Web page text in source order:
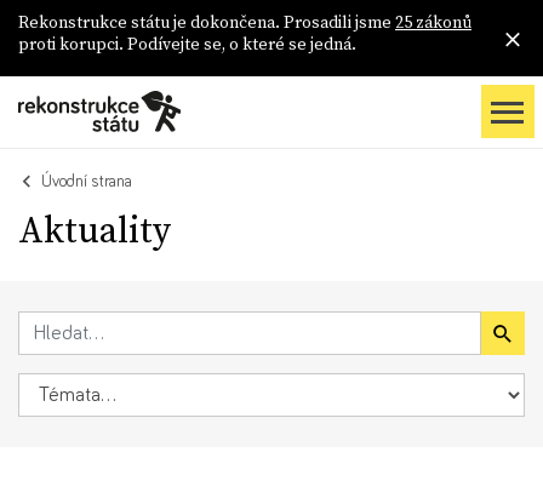
Rekonstrukce státu je dokončena. Prosadili jsme 25 zákonů
proti korupci. Podívejte se, o které se jedná.
Úvodní strana
Aktuality